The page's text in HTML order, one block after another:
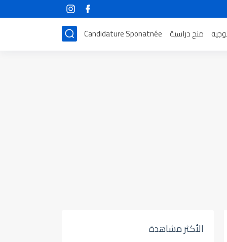
منح دراسية Candidature Sponatnée
الأكثر مشاهدة